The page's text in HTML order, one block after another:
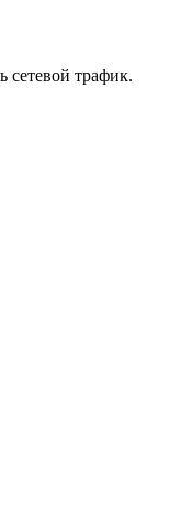
сетевой трафик.